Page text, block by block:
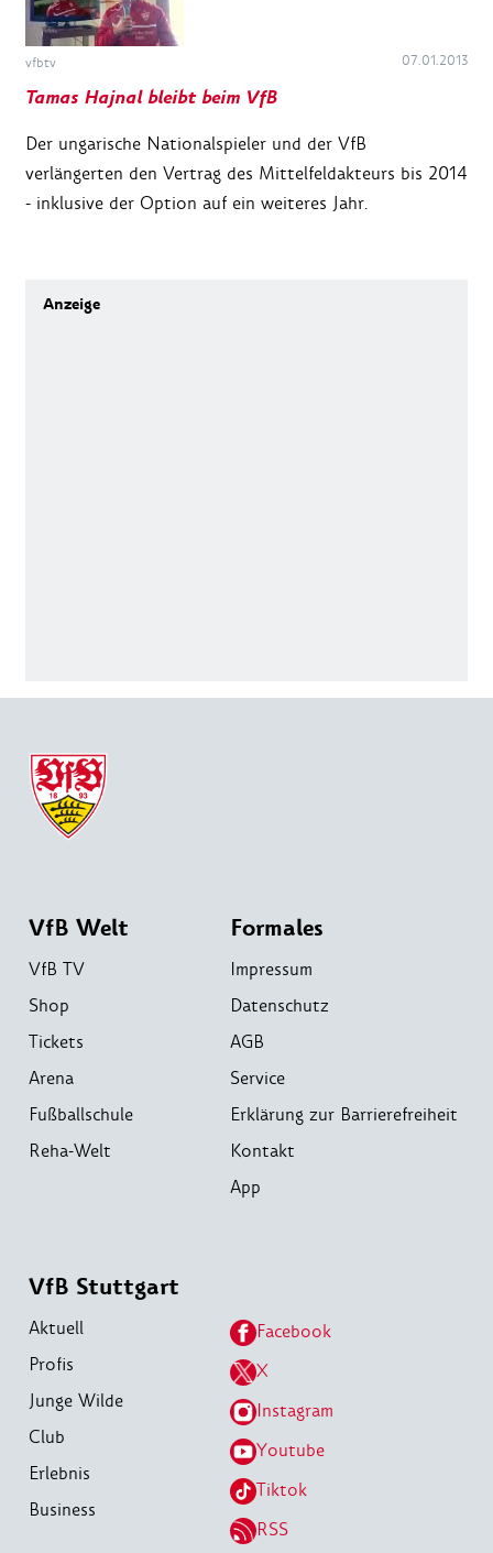
vfbtv 07.01.2013
Tamas Hajnal bleibt beim VfB
Der ungarische Nationalspieler und der VfB
verlängerten den Vertrag des Mittelfeldakteurs bis 2014
- inklusive der Option auf ein weiteres Jahr.
VfB Welt
VfB TV
Shop
Tickets
Arena
Fußballschule
Reha-Welt
Formales
Impressum
Datenschutz
AGB
Service
Erklärung zur Barrierefreiheit
Kontakt
App
VfB Stuttgart
Aktuell
Profis
Junge Wilde
Club
Erlebnis
Business
Facebook
X
Instagram
Youtube
Tiktok
RSS